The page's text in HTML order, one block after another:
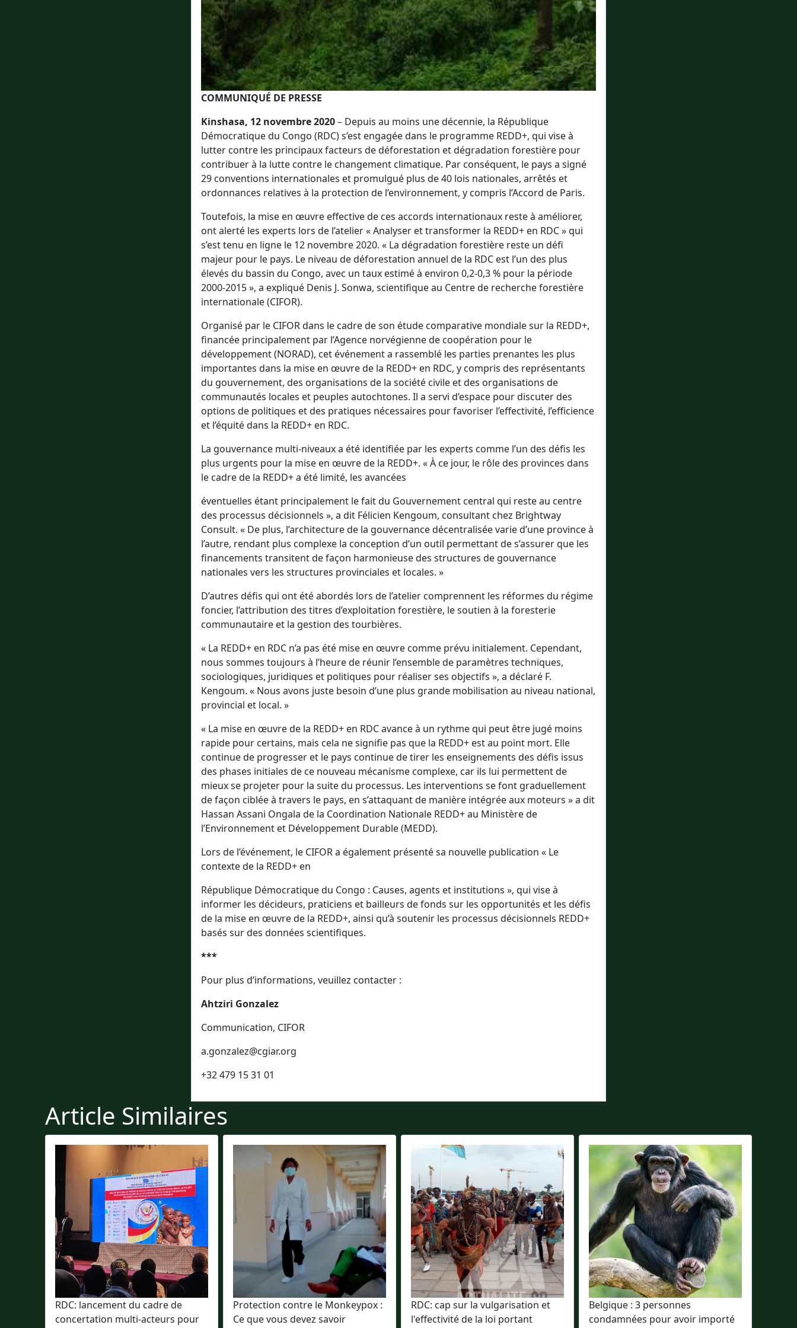
COMMUNIQUÉ DE PRESSE
Kinshasa, 12 novembre 2020– Depuis au moins une décennie, la République
Démocratique du Congo (RDC) s’est engagée dans le programme REDD+, qui vise à
lutter contre les principaux facteurs de déforestation et dégradation forestière pour
contribuer à la lutte contre le changement climatique. Par conséquent, le pays a signé
29 conventions internationales et promulgué plus de 40 lois nationales, arrêtés et
ordonnances relatives à la protection de l’environnement, y compris l’Accord de Paris.
Toutefois, la mise en œuvre effective de ces accords internationaux reste à améliorer,
ont alerté les experts lors de l’atelier « Analyser et transformer la REDD+ en RDC » qui
s’est tenu en ligne le 12 novembre 2020. « La dégradation forestière reste un défi
majeur pour le pays. Le niveau de déforestation annuel de la RDC est l’un des plus
élevés du bassin du Congo, avec un taux estimé à environ 0,2-0,3 % pour la période
2000-2015 », a expliqué Denis J. Sonwa, scientifique au Centre de recherche forestière
internationale (CIFOR).
Organisé par le CIFOR dans le cadre de son étude comparative mondiale sur la REDD+,
financée principalement par l’Agence norvégienne de coopération pour le
développement (NORAD), cet événement a rassemblé les parties prenantes les plus
importantes dans la mise en œuvre de la REDD+ en RDC, y compris des représentants
du gouvernement, des organisations de la société civile et des organisations de
communautés locales et peuples autochtones. Il a servi d’espace pour discuter des
options de politiques et des pratiques nécessaires pour favoriser l’effectivité, l’efficience
et l’équité dans la REDD+ en RDC.
La gouvernance multi-niveaux a été identifiée par les experts comme l’un des défis les
plus urgents pour la mise en œuvre de la REDD+. « À ce jour, le rôle des provinces dans
le cadre de la REDD+ a été limité, les avancées
éventuelles étant principalement le fait du Gouvernement central qui reste au centre
des processus décisionnels », a dit Félicien Kengoum, consultant chez Brightway
Consult. « De plus, l’architecture de la gouvernance décentralisée varie d’une province à
l’autre, rendant plus complexe la conception d’un outil permettant de s’assurer que les
financements transitent de façon harmonieuse des structures de gouvernance
nationales vers les structures provinciales et locales. »
D’autres défis qui ont été abordés lors de l’atelier comprennent les réformes du régime
foncier, l’attribution des titres d’exploitation forestière, le soutien à la foresterie
communautaire et la gestion des tourbières.
« La REDD+ en RDC n’a pas été mise en œuvre comme prévu initialement. Cependant,
nous sommes toujours à l’heure de réunir l’ensemble de paramètres techniques,
sociologiques, juridiques et politiques pour réaliser ses objectifs », a déclaré F.
Kengoum. « Nous avons juste besoin d’une plus grande mobilisation au niveau national,
provincial et local. »
« La mise en œuvre de la REDD+ en RDC avance à un rythme qui peut être jugé moins
rapide pour certains, mais cela ne signifie pas que la REDD+ est au point mort. Elle
continue de progresser et le pays continue de tirer les enseignements des défis issus
des phases initiales de ce nouveau mécanisme complexe, car ils lui permettent de
mieux se projeter pour la suite du processus. Les interventions se font graduellement
de façon ciblée à travers le pays, en s’attaquant de manière intégrée aux moteurs » a dit
Hassan Assani Ongala de la Coordination Nationale REDD+ au Ministère de
l’Environnement et Développement Durable (MEDD).
Lors de l’événement, le CIFOR a également présenté sa nouvelle publication « Le
contexte de la REDD+ en
République Démocratique du Congo : Causes, agents et institutions », qui vise à
informer les décideurs, praticiens et bailleurs de fonds sur les opportunités et les défis
de la mise en œuvre de la REDD+, ainsi qu’à soutenir les processus décisionnels REDD+
basés sur des données scientifiques.
***
Pour plus d’informations, veuillez contacter :
Ahtziri Gonzalez
Communication, CIFOR
a.gonzalez@cgiar.org
+32 479 15 31 01
Article Similaires
RDC: lancement du cadre de
concertation multi-acteurs pour
Protection contre le Monkeypox :
Ce que vous devez savoir
RDC: cap sur la vulgarisation et
l'effectivité de la loi portant
Belgique : 3 personnes
condamnées pour avoir importé